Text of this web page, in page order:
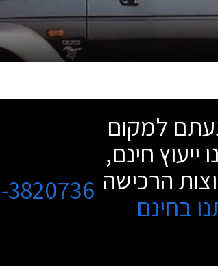
למקום
חינם,
הרכישה
בחינם
3820736